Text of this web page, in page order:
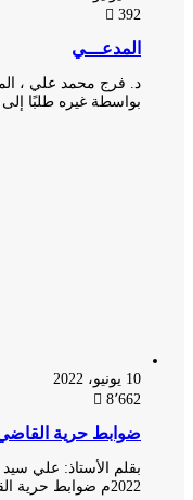
المدعـــي
د. فرج محمد علي ،
بواسطة غيره طلبًا إلى
8٬662
ضوابط حرية القاضي
بقلم الأستاذ: علي سيد
2022م ضوابط حرية